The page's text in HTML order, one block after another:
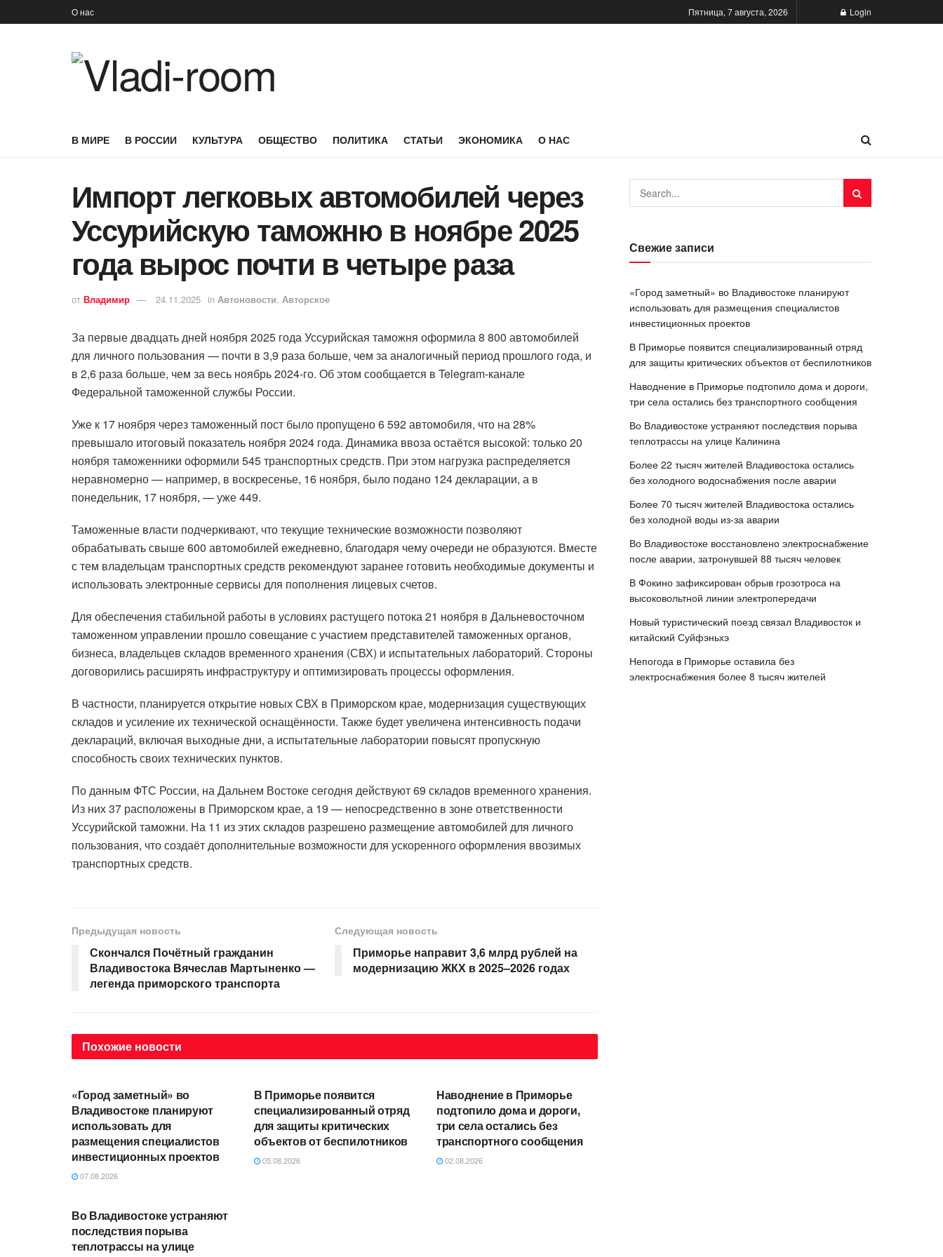
О нас Пятница, 7 августа, 2026 Login
В МИРЕ В РОССИИ КУЛЬТУРА ОБЩЕСТВО ПОЛИТИКА СТАТЬИ ЭКОНОМИКА О НАС
Импорт легковых автомобилей через
Уссурийскую таможню в ноябре 2025
года вырос почти в четыре раза
от Владимир 24.11.2025 in Автоновости, Авторское
За первые двадцать дней ноября 2025 года Уссурийская таможня оформила 8 800 автомобилей
для личного пользования — почти в 3,9 раза больше, чем за аналогичный период прошлого года, и
в 2,6 раза больше, чем за весь ноябрь 2024-го. Об этом сообщается в Telegram-канале
Федеральной таможенной службы России.
Уже к 17 ноября через таможенный пост было пропущено 6 592 автомобиля, что на 28%
превышало итоговый показатель ноября 2024 года. Динамика ввоза остаётся высокой: только 20
ноября таможенники оформили 545 транспортных средств. При этом нагрузка распределяется
неравномерно — например, в воскресенье, 16 ноября, было подано 124 декларации, а в
понедельник, 17 ноября, — уже 449.
Таможенные власти подчеркивают, что текущие технические возможности позволяют
обрабатывать свыше 600 автомобилей ежедневно, благодаря чему очереди не образуются. Вместе
с тем владельцам транспортных средств рекомендуют заранее готовить необходимые документы и
использовать электронные сервисы для пополнения лицевых счетов.
Для обеспечения стабильной работы в условиях растущего потока 21 ноября в Дальневосточном
таможенном управлении прошло совещание с участием представителей таможенных органов,
бизнеса, владельцев складов временного хранения (СВХ) и испытательных лабораторий. Стороны
договорились расширять инфраструктуру и оптимизировать процессы оформления.
В частности, планируется открытие новых СВХ в Приморском крае, модернизация существующих
складов и усиление их технической оснащённости. Также будет увеличена интенсивность подачи
деклараций, включая выходные дни, а испытательные лаборатории повысят пропускную
способность своих технических пунктов.
По данным ФТС России, на Дальнем Востоке сегодня действуют 69 складов временного хранения.
Из них 37 расположены в Приморском крае, а 19 — непосредственно в зоне ответственности
Уссурийской таможни. На 11 из этих складов разрешено размещение автомобилей для личного
пользования, что создаёт дополнительные возможности для ускоренного оформления ввозимых
транспортных средств.
Предыдущая новость
Скончался Почётный гражданин
Владивостока Вячеслав Мартыненко —
легенда приморского транспорта
Следующая новость
Приморье направит 3,6 млрд рублей на
модернизацию ЖКХ в 2025–2026 годах
Похожие новости
«Город заметный» во
Владивостоке планируют
использовать для
размещения специалистов
инвестиционных проектов
07.08.2026
В Приморье появится
специализированный отряд
для защиты критических
объектов от беспилотников
05.08.2026
Наводнение в Приморье
подтопило дома и дороги,
три села остались без
транспортного сообщения
02.08.2026
Во Владивостоке устраняют
последствия порыва
теплотрассы на улице
Свежие записи
«Город заметный» во Владивостоке планируют
использовать для размещения специалистов
инвестиционных проектов
В Приморье появится специализированный отряд
для защиты критических объектов от беспилотников
Наводнение в Приморье подтопило дома и дороги,
три села остались без транспортного сообщения
Во Владивостоке устраняют последствия порыва
теплотрассы на улице Калинина
Более 22 тысяч жителей Владивостока остались
без холодного водоснабжения после аварии
Более 70 тысяч жителей Владивостока остались
без холодной воды из-за аварии
Во Владивостоке восстановлено электроснабжение
после аварии, затронувшей 88 тысяч человек
В Фокино зафиксирован обрыв грозотроса на
высоковольтной линии электропередачи
Новый туристический поезд связал Владивосток и
китайский Суйфэньхэ
Непогода в Приморье оставила без
электроснабжения более 8 тысяч жителей